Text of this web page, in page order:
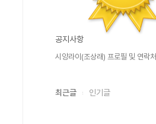
공지사항
시앙라이(조상래) 프로필 및 연락처
최근글 인기글